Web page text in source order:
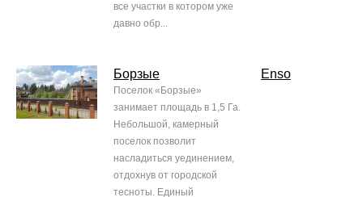
все участки в котором уже
давно обр...
Борзые
Поселок «Борзые»
занимает площадь в 1,5 Га.
Небольшой, камерный
поселок позволит
насладиться уединением,
отдохнув от городской
тесноты. Единый
Enso